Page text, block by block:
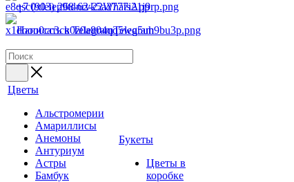
+7 (903) 268-62-22WhatsApp
Написать в TelegramTelegram
Цветы
Альстромерии
Амариллисы
Анемоны
Антуриум
Астры
Бамбук
Букеты
Цветы в
коробке